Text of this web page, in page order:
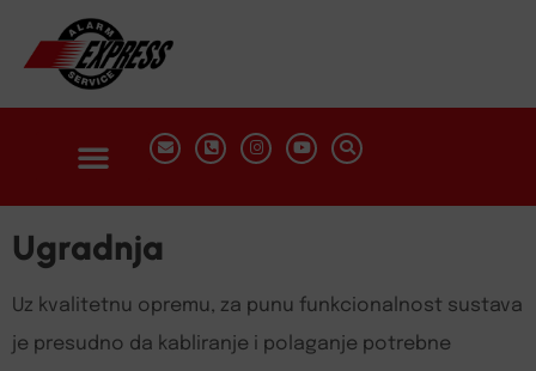
Ugradnja
Uz kvalitetnu opremu, za punu funkcionalnost sustava
je presudno da kabliranje i polaganje potrebne